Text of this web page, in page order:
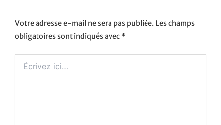
Votre adresse e-mail ne sera pas publiée. Les champs
obligatoires sont indiqués avec *
ici…